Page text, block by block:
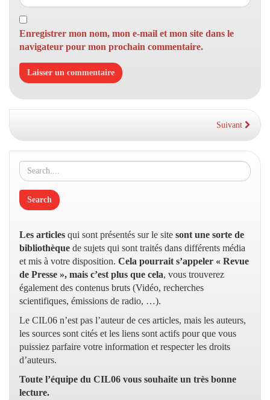
Enregistrer mon nom, mon e-mail et mon site dans le
navigateur pour mon prochain commentaire.
Suivant
Les articles qui sont présentés sur le site sont une sorte de
bibliothèque de sujets qui sont traités dans différents média
et mis à votre disposition. Cela pourrait s’appeler « Revue
de Presse », mais c’est plus que cela, vous trouverez
également des contenus bruts (Vidéo, recherches
scientifiques, émissions de radio, …).
Le CIL06 n’est pas l’auteur de ces articles, mais les auteurs,
les sources sont cités et les liens sont actifs pour que vous
puissiez parfaire votre information et respecter les droits
d’auteurs.
Toute l’équipe du CIL06 vous souhaite un très bonne
lecture.